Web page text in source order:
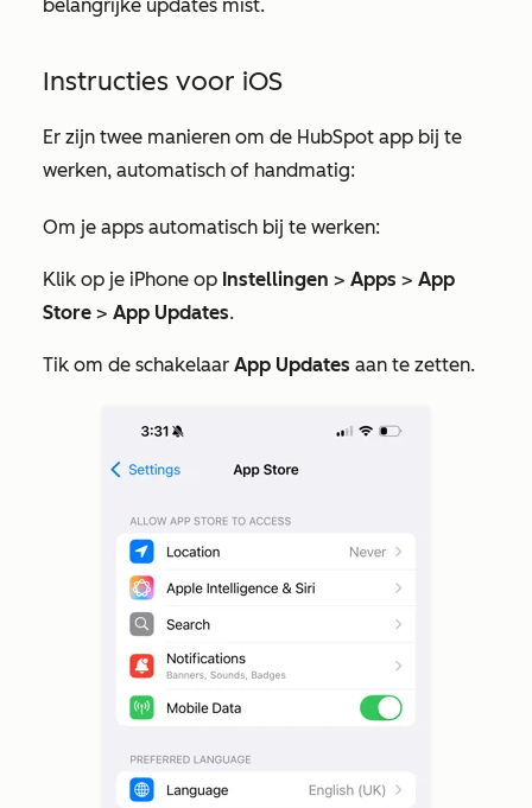
belangrijke updates mist.
Instructies voor iOS
Er zijn twee manieren om de HubSpot app bij te
werken, automatisch of handmatig:
Om je apps automatisch bij te werken:
Klik op je iPhone op Instellingen > Apps > App
Store > App Updates.
Tik om de schakelaar App Updates aan te zetten.